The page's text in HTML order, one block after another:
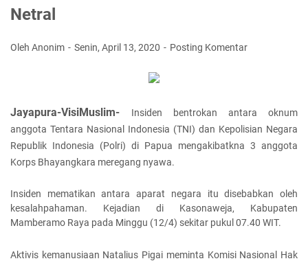
Netral
Oleh Anonim Senin, April 13, 2020 Posting Komentar
Jayapura-VisiMuslim-
Insiden bentrokan antara oknum
anggota Tentara Nasional Indonesia (TNI) dan Kepolisian Negara
Republik Indonesia (Polri) di Papua mengakibatkna 3 anggota
Korps Bhayangkara meregang nyawa.
Insiden mematikan antara aparat negara itu disebabkan oleh
kesalahpahaman. Kejadian di Kasonaweja, Kabupaten
Mamberamo Raya pada Minggu (12/4) sekitar pukul 07.40 WIT.
Aktivis kemanusiaan Natalius Pigai meminta Komisi Nasional Hak